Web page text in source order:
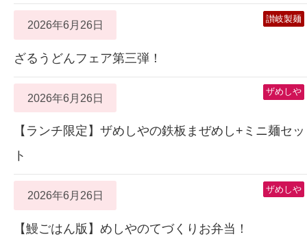
2026年6月26日 讃岐製麺
ざるうどんフェア第三弾！
2026年6月26日 ザめしや
【ランチ限定】ザめしやの鉄板まぜめし+ミニ麺セッ
ト
2026年6月26日 ザめしや
【鰻ごはん版】めしやのてづくりお弁当！